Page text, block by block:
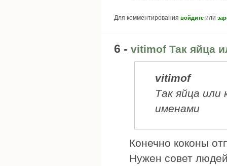
Для комментирования войдите или
6 - vitimof Так яйца
vitimof
Так яйца
именами
Конечно коконы
Нужен совет